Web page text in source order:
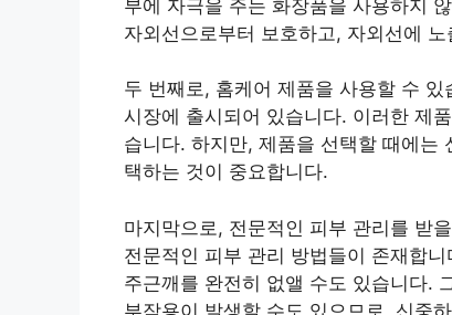
부에 자극을 주는 화장품을 사용하지
자외선으로부터 보호하고, 자외선에
두 번째로, 홈케어 제품을 사용할 수
시장에 출시되어 있습니다. 이러한 제
습니다. 하지만, 제품을 선택할 때에는
택하는 것이 중요합니다.
마지막으로, 전문적인 피부 관리를 받
전문적인 피부 관리 방법들이 존재합
주근깨를 완전히 없앨 수도 있습니다.
부작용이 발생할 수도 있으므로, 신중